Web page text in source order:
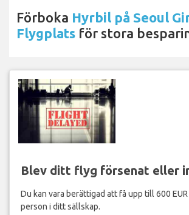
Förboka Hyrbil på Seoul
Flygplats för stora
Blev ditt flyg försenat eller
Du kan vara berättigad att få upp till 600
person i ditt sällskap.